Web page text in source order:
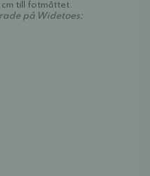
cm till fotmåttet.
på Widetoes: